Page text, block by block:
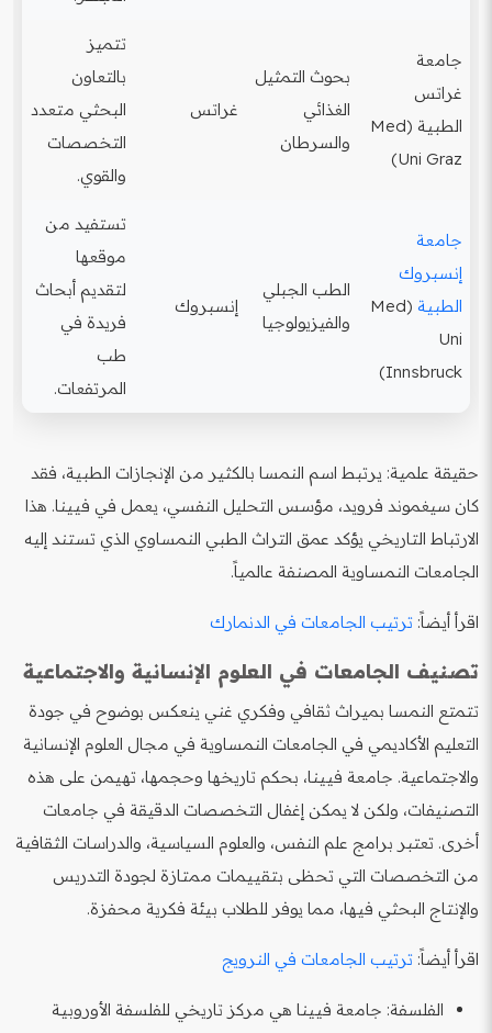
جامعة
غراتس
الطبية (Med
Uni Graz)
بحوث التمثيل
الغذائي
والسرطان
غراتس
تتميز
بالتعاون
البحثي متعدد
التخصصات
والقوي.
جامعة
إنسبروك
الطبية
(Med
Uni
Innsbruck)
الطب الجبلي
والفيزيولوجيا
إنسبروك
تستفيد من
موقعها
لتقديم أبحاث
فريدة في
طب
المرتفعات.
حقيقة علمية: يرتبط اسم النمسا بالكثير من الإنجازات الطبية، فقد
كان سيغموند فرويد، مؤسس التحليل النفسي، يعمل في فيينا. هذا
الارتباط التاريخي يؤكد عمق التراث الطبي النمساوي الذي تستند إليه
الجامعات النمساوية المصنفة عالمياً.
اقرأ أيضاً: ترتيب الجامعات في الدنمارك
تصنيف الجامعات في العلوم الإنسانية والاجتماعية
تتمتع النمسا بميراث ثقافي وفكري غني ينعكس بوضوح في جودة
التعليم الأكاديمي في الجامعات النمساوية في مجال العلوم الإنسانية
والاجتماعية. جامعة فيينا، بحكم تاريخها وحجمها، تهيمن على هذه
التصنيفات، ولكن لا يمكن إغفال التخصصات الدقيقة في جامعات
أخرى. تعتبر برامج علم النفس، والعلوم السياسية، والدراسات الثقافية
من التخصصات التي تحظى بتقييمات ممتازة لجودة التدريس
والإنتاج البحثي فيها، مما يوفر للطلاب بيئة فكرية محفزة.
اقرأ أيضاً: ترتيب الجامعات في النرويج
الفلسفة: جامعة فيينا هي مركز تاريخي للفلسفة الأوروبية